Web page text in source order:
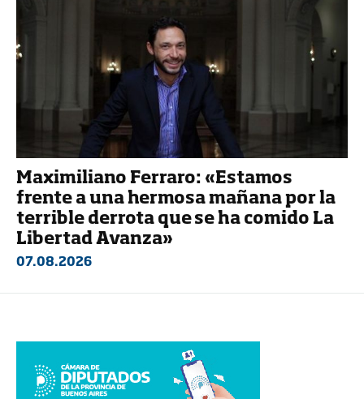
Maximiliano Ferraro: «Estamos
frente a una hermosa mañana por la
terrible derrota que se ha comido La
Libertad Avanza»
07.08.2026